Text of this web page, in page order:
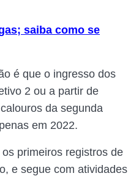
saiba como se
é que o ingresso dos
2 ou a partir de
da segunda
em 2022.
primeiros registros de
e segue com atividades